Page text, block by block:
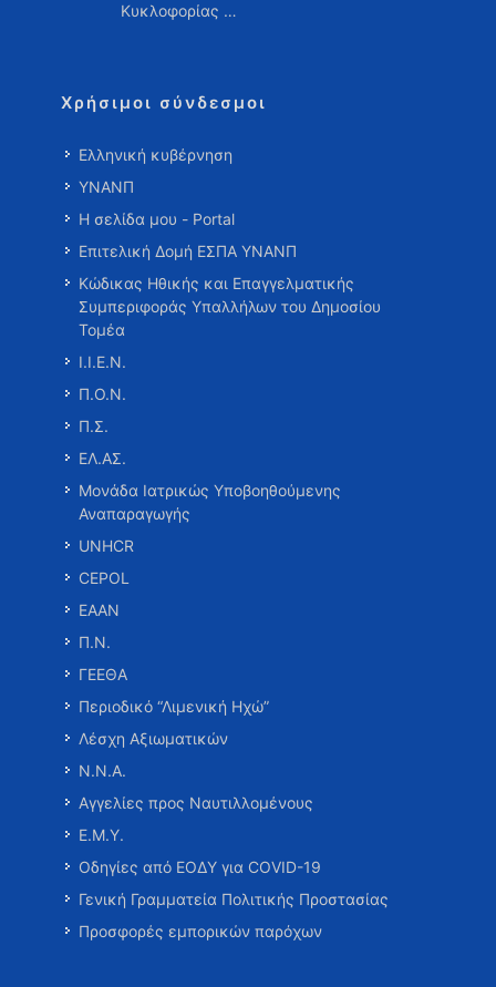
Κυκλοφορίας …
Χρήσιμοι σύνδεσμοι
Ελληνική κυβέρνηση
ΥΝΑΝΠ
Η σελίδα μου - Portal
Επιτελική Δομή ΕΣΠΑ ΥΝΑΝΠ
Κώδικας Ηθικής και Επαγγελματικής
Συμπεριφοράς Υπαλλήλων του Δημοσίου
Τομέα
Ι.Ι.Ε.Ν.
Π.Ο.Ν.
Π.Σ.
ΕΛ.ΑΣ.
Μονάδα Ιατρικώς Υποβοηθούμενης
Αναπαραγωγής
UNHCR
CEPOL
ΕΑΑΝ
Π.Ν.
ΓΕΕΘΑ
Περιοδικό “Λιμενική Ηχώ”
Λέσχη Αξιωματικών
Ν.Ν.Α.
Αγγελίες προς Ναυτιλλομένους
Ε.Μ.Υ.
Οδηγίες από ΕΟΔΥ για COVID-19
Γενική Γραμματεία Πολιτικής Προστασίας
Προσφορές εμπορικών παρόχων